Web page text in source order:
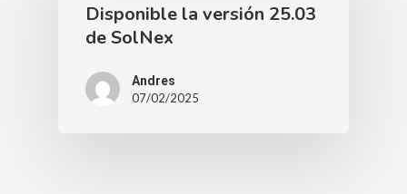
Disponible la versión 25.03
de SolNex
Andres
07/02/2025